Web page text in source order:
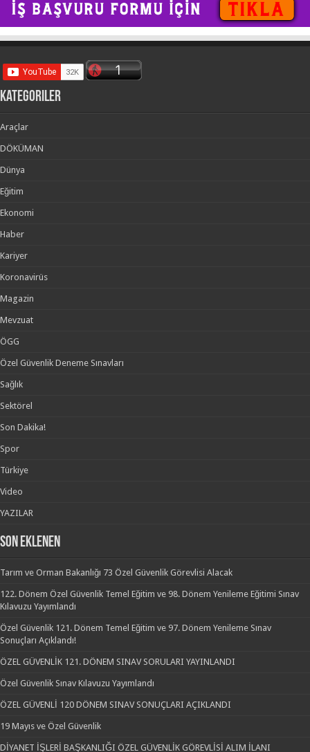
kategoriler
Araçlar
DÖKÜMAN
Dünya
Eğitim
Ekonomi
Haber
Kariyer
Koronavirüs
Magazin
Mevzuat
ÖGG
Özel Güvenlik Deneme Sınavları
Sağlık
Sektörel
Son Dakika!
Spor
Türkiye
Video
YAZILAR
SON EKLENEN
Tarım ve Orman Bakanlığı 73 Özel Güvenlik Görevlisi Alacak
122. Dönem Özel Güvenlik Temel Eğitim ve 98. Dönem Yenileme Eğitimi Sınav
Kılavuzu Yayımlandı
Özel Güvenlik 121. Dönem Temel Eğitim ve 97. Dönem Yenileme Sınav
Sonuçları Açıklandı!
ÖZEL GÜVENLİK 121. DÖNEM SINAV SORULARI YAYINLANDI
Özel Güvenlik Sınav Kılavuzu Yayımlandı
ÖZEL GÜVENLİ 120 DÖNEM SINAV SONUÇLARI AÇIKLANDI
19 Mayıs ve Özel Güvenlik
DİYANET İŞLERİ BAŞKANLIĞI ÖZEL GÜVENLİK GÖREVLİSİ ALIM İLANI